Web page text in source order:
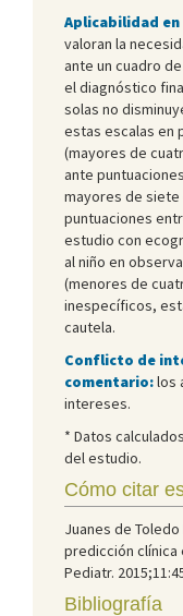
Aplicabilidad
valoran la
ante un cuadro
el diagnóstico
solas no
estas escalas en
(mayores de
ante
mayores de siete
puntuaciones
estudio con
al niño en
(menores de
inespecíficos,
cautela.
Conflicto de
comentario:los
intereses.
* Datos
del estudio.
Cómo citar
Juanes de Toledo
predicción clínica
Pediatr.
Bibliografía